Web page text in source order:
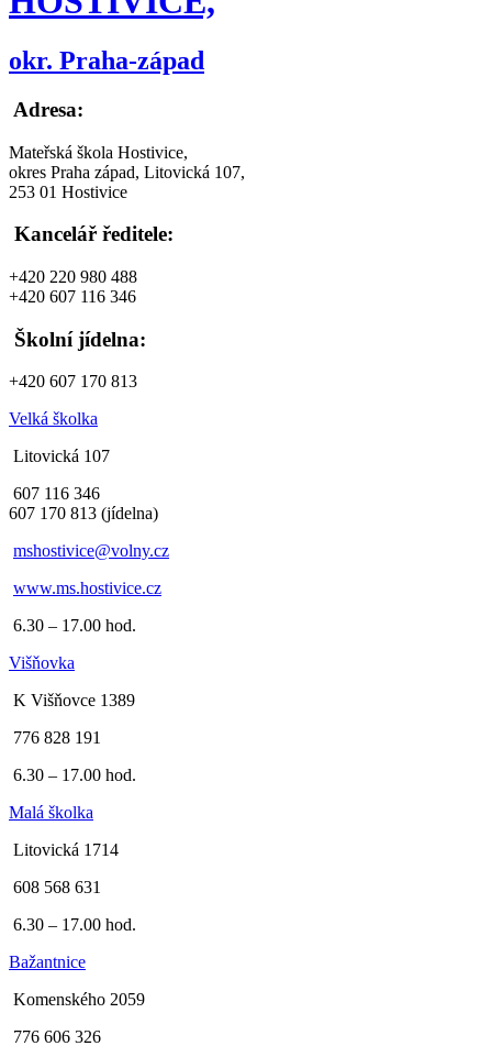
okr. Praha-západ
Adresa:
Mateřská škola Hostivice,
okres Praha západ, Litovická 107,
253 01 Hostivice
Kancelář ředitele:
+420 220 980 488
+420 607 116 346
Školní jídelna:
+420 607 170 813
Velká školka
Litovická 107
607 116 346
607 170 813 (jídelna)
mshostivice@volny.cz
www.ms.hostivice.cz
6.30 – 17.00 hod.
Višňovka
K Višňovce 1389
776 828 191
6.30 – 17.00 hod.
Malá školka
Litovická 1714
608 568 631
6.30 – 17.00 hod.
Bažantnice
Komenského 2059
776 606 326